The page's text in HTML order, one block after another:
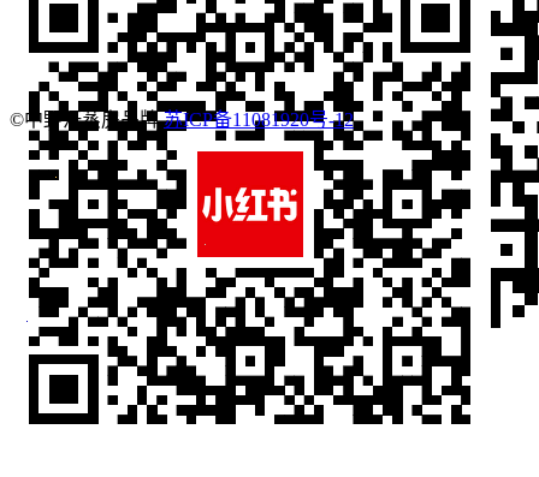
©中野汗蒸房品牌苏ICP备11081920号-12